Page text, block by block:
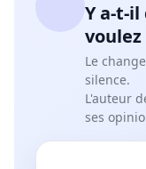
Y a-t-il
voulez
Le
silence.
L'auteur
ses